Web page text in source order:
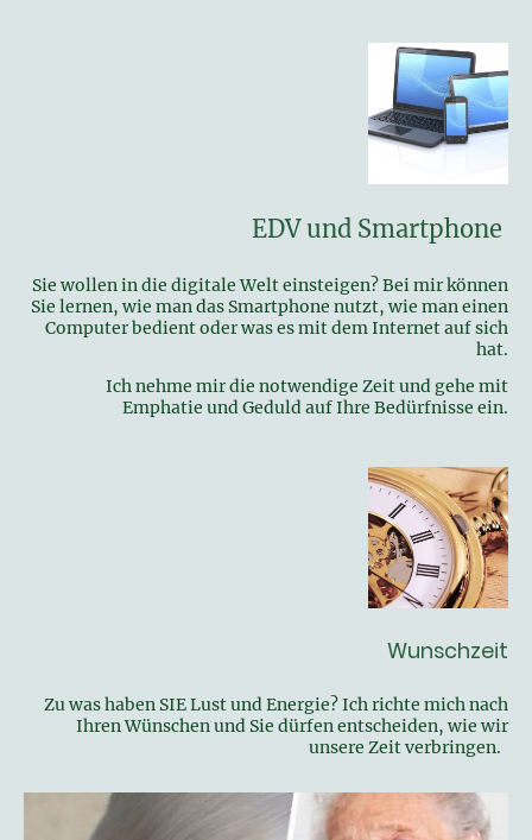
EDV und Smartphone
Sie wollen in die digitale Welt einsteigen? Bei mir können
Sie lernen, wie man das Smartphone nutzt, wie man einen
Computer bedient oder was es mit dem Internet auf sich
hat.
Ich nehme mir die notwendige Zeit und gehe mit
Emphatie und Geduld auf Ihre Bedürfnisse ein.
Wunschzeit
Zu was haben SIE Lust und Energie? Ich richte mich nach
Ihren Wünschen und Sie dürfen entscheiden, wie wir
unsere Zeit verbringen.